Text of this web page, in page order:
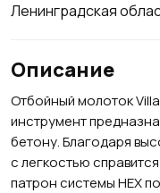
Ленинградская
Описание
Отбойный молоток
инструмент
бетону. Благодаря
с легкостью
патрон системы HEX